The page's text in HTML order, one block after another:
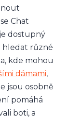
Chat
dostupný
hledat různé
kde mohou
dámami,
jsou osobně
pomáhá
boti, a